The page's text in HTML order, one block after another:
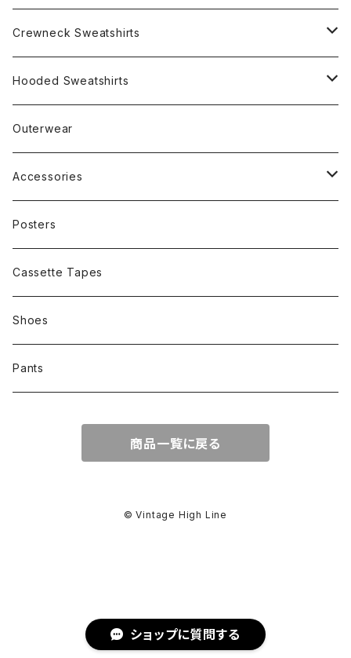
ショップに質問する
Crewneck Sweatshirts
Rap
Band
Other
Hooded Sweatshirts
Rap
Band
Other
Outerwear
Accessories
Cap
Posters
Cassette Tapes
Shoes
Pants
商品一覧に戻る
© Vintage High Line